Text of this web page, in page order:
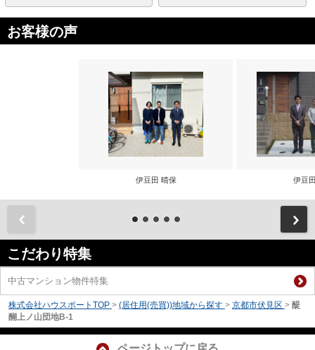
お客様の声
伊豆田 晴保 伊豆
こだわり特集
中古マンション物件特集
株式会社ハウスポートTOP > (居住用(売買))地域から探す > 京都市伏見区 > 醍
醐上ノ山団地B-1